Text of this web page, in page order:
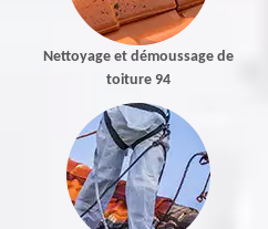
Nettoyage et démoussage de
toiture 94